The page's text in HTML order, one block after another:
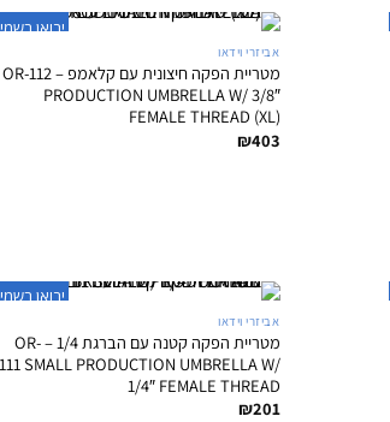
יבואן רשמי
אביזרי וידאו
מטריית הפקה חיצונית עם קלאמפ – OR-112
PRODUCTION UMBRELLA W/ 3/8″
FEMALE THREAD (XL)
₪403
יבואן רשמי
אביזרי וידאו
מטריית הפקה קטנה עם הברגת 1/4 – OR-
111 SMALL PRODUCTION UMBRELLA W/
1/4″ FEMALE THREAD
₪201